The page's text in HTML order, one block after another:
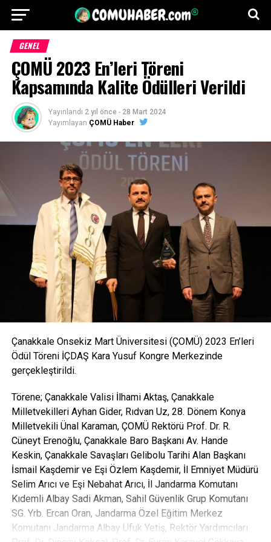
GENEL
ÇOMÜ 2023 En’leri Töreni
Kapsamında Kalite Ödülleri Verildi
Yayınlandı 2 yıl önce - 28 Mart 2024
Yayımlayan ÇOMÜ Haber
Çanakkale Onsekiz Mart Üniversitesi (ÇOMÜ) 2023 En’leri
Ödül Töreni İÇDAŞ Kara Yusuf Kongre Merkezinde
gerçekleştirildi.
Törene; Çanakkale Valisi İlhami Aktaş, Çanakkale
Milletvekilleri Ayhan Gider, Rıdvan Uz, 28. Dönem Konya
Milletvekili Ünal Karaman, ÇOMÜ Rektörü Prof. Dr. R.
Cüneyt Erenoğlu, Çanakkale Baro Başkanı Av. Hande
Keskin, Çanakkale Savaşları Gelibolu Tarihi Alan Başkanı
İsmail Kaşdemir ve Eşi Özlem Kaşdemir, İl Emniyet Müdürü
Selim Arıcı ve Eşi Nebahat Arıcı, İl Jandarma Komutanı
Kıdemli Albay Sadi Akman, Sahil Güvenlik Grup Komutanı
SG. Yrb. Ercan Oran, Jandarma Özel Eğitim Merkez
Komutanı Jandarma Albay Ufuk Yetiş, Rektör Yardımcıları